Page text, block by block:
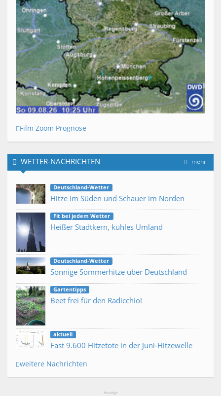
Film Zoom Prognose
mehr
WETTER-NACHRICHTEN
Deutschland-Wetter
Hitze im Süden und Schauer im Norden
Fit bei jedem Wetter
Heißer Stadtkern, kühles Umland
Deutschland-Wetter
Sonnige Sommerhitze über Deutschland
Gartentipps
Beet frei für den Radicchio!
aktuell
Fast 9.600 Hitzetote in der Juni-Hitzewelle
weitere Nachrichten
Anzeige